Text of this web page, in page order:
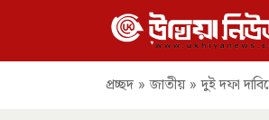
প্রচ্ছদ » জাতীয় » দুই দফা